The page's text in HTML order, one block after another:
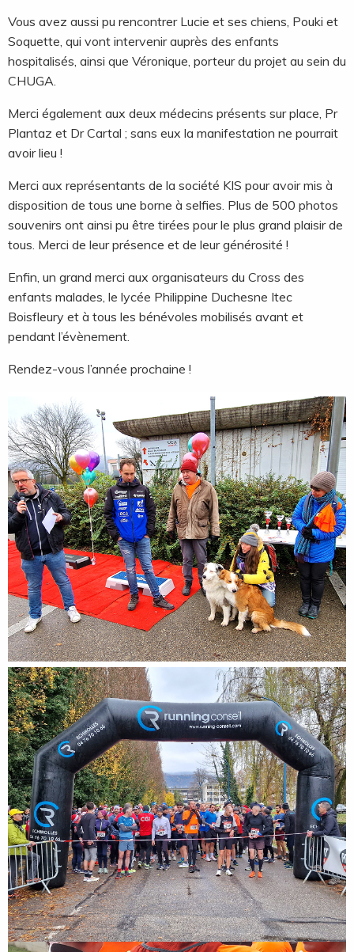
Vous avez aussi pu rencontrer Lucie et ses chiens, Pouki et
Soquette, qui vont intervenir auprès des enfants
hospitalisés, ainsi que Véronique, porteur du projet au sein du
CHUGA.
Merci également aux deux médecins présents sur place, Pr
Plantaz et Dr Cartal ; sans eux la manifestation ne pourrait
avoir lieu !
Merci aux représentants de la société KIS pour avoir mis à
disposition de tous une borne à selfies. Plus de 500 photos
souvenirs ont ainsi pu être tirées pour le plus grand plaisir de
tous. Merci de leur présence et de leur générosité !
Enfin, un grand merci aux organisateurs du Cross des
enfants malades, le lycée Philippine Duchesne Itec
Boisfleury et à tous les bénévoles mobilisés avant et
pendant l’évènement.
Rendez-vous l’année prochaine !